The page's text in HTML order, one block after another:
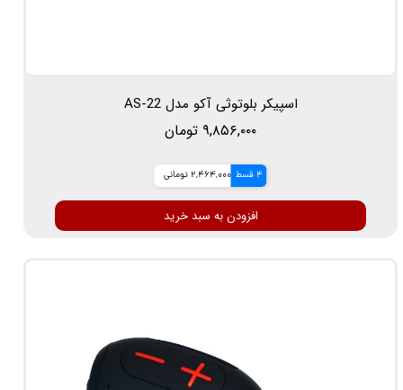
اسپیکر بلوتوثی آکو مدل AS-22
۹,۸۵۶,۰۰۰ تومان
4 قسط 2,464,000 تومانی
افزودن به سبد خرید